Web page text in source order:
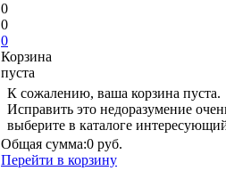
0
0
0
Корзина
пуста
К сожалению, ваша корзина пуста.
Исправить это недоразумение
выберите в каталоге
Общая сумма:0 руб.
Перейти в корзину